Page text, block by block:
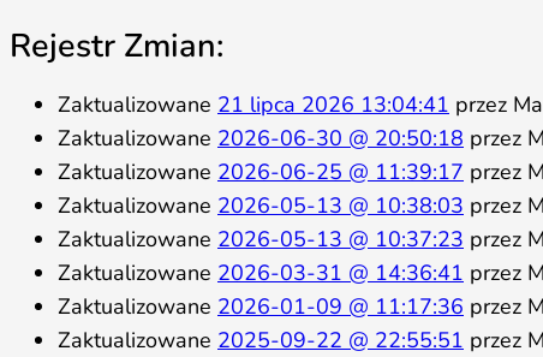
Rejestr Zmian:
Zaktualizowane 21 lipca 2026 13:04:41 przez
Zaktualizowane 2026-06-30 @ 20:50:18 przez
Zaktualizowane 2026-06-25 @ 11:39:17 przez
Zaktualizowane 2026-05-13 @ 10:38:03 przez
Zaktualizowane 2026-05-13 @ 10:37:23 przez
Zaktualizowane 2026-03-31 @ 14:36:41 przez
Zaktualizowane 2026-01-09 @ 11:17:36 przez
Zaktualizowane 2025-09-22 @ 22:55:51 przez